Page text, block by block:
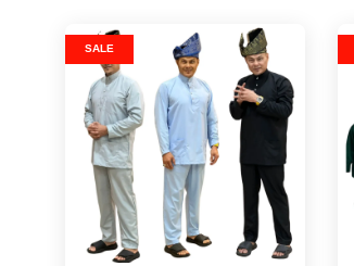
SALE